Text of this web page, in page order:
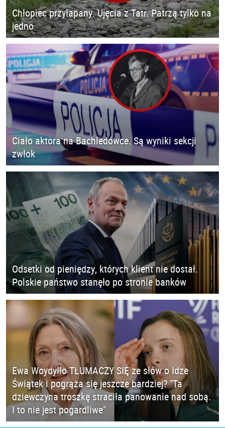
Chłopiec przyłapany. Ujęcia z Tatr. Patrzą tylko na
jedno
Ciało aktora na Bachledówce. Są wyniki sekcji
zwłok
Odsetki od pieniędzy, których klient nie dostał.
Polskie państwo stanęło po stronie banków
Ewa Woydyłło TŁUMACZY SIĘ ze słów o Idze
Świątek i pogrąża się jeszcze bardziej? "Ta
dziewczyna troszkę straciła panowanie nad sobą.
I to nie jest pogardliwe"